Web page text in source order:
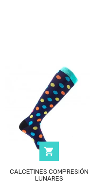

CALCETINES COMPRESIÓN
LUNARES